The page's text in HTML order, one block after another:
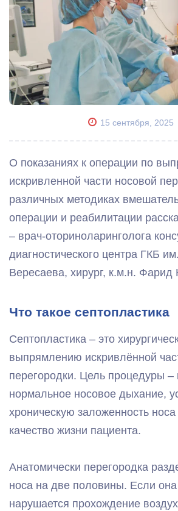
15 сентября, 2025
О показаниях к операции по
искривленной части носовой
различных методиках
операции и реабилитации
– врач-оториноларинголога
диагностического центра ГКБ
Вересаева, хирург, к.м.н. Фарид
Что такое септопластика
Септопластика – это
выпрямлению искривлённой
перегородки. Цель процедуры –
нормальное носовое дыхание,
хроническую заложенность
качество жизни пациента.
Анатомически перегородка
носа на две половины. Если
нарушается прохождение